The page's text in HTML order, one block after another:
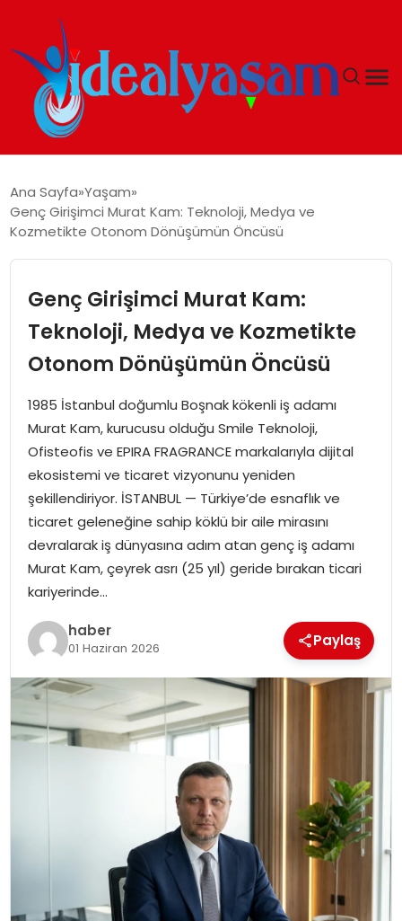
GÜNDEM
İDEAL YAŞAM
İDEAL SPOR
YAŞAM
MAGAZIN
SAĞLIK
SOSYAL HABER
Ana Sayfa Yaşam
Genç Girişimci Murat Kam: Teknoloji, Medya ve
Kozmetikte Otonom Dönüşümün Öncüsü
Genç Girişimci Murat Kam:
Teknoloji, Medya ve Kozmetikte
Otonom Dönüşümün Öncüsü
1985 İstanbul doğumlu Boşnak kökenli iş adamı
Murat Kam, kurucusu olduğu Smile Teknoloji,
Ofisteofis ve EPIRA FRAGRANCE markalarıyla dijital
ekosistemi ve ticaret vizyonunu yeniden
şekillendiriyor. İSTANBUL — Türkiye’de esnaflık ve
ticaret geleneğine sahip köklü bir aile mirasını
devralarak iş dünyasına adım atan genç iş adamı
Murat Kam, çeyrek asrı (25 yıl) geride bırakan ticari
kariyerinde…
haber
01 Haziran 2026 Paylaş